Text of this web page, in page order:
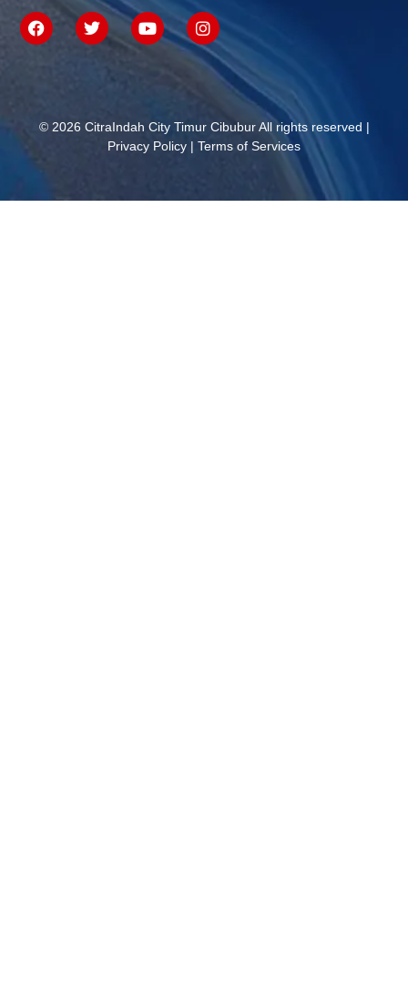
© 2026 CitraIndah City Timur Cibubur All rights reserved |
Privacy Policy | Terms of Services